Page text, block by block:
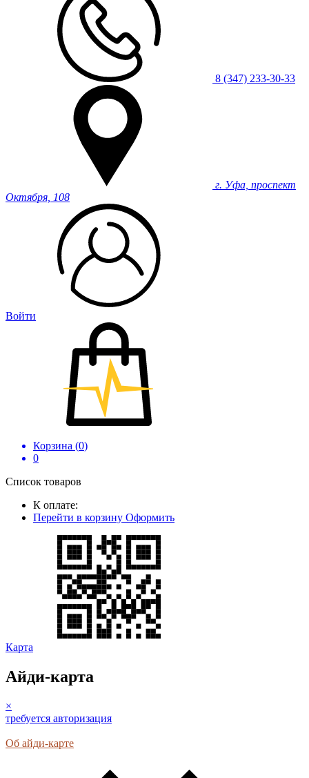
8 (347) 233-30-33
г. Уфа, проспект
Октября, 108
Войти
Корзина (0)
0
Список товаров
К оплате:
Перейти в корзину Оформить
Карта
Айди-карта
×
требуется авторизация
Об айди-карте